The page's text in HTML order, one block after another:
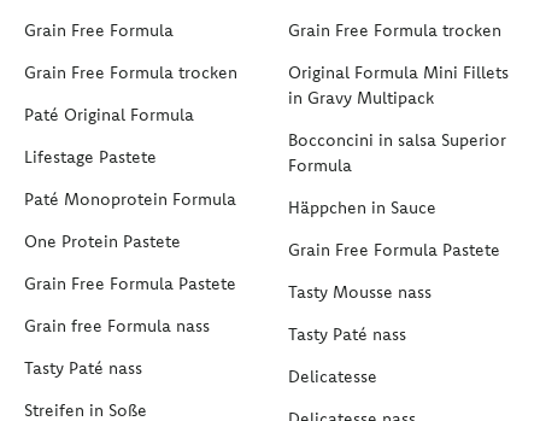
Grain Free Formula
Grain Free Formula trocken
Paté Original Formula
Lifestage Pastete
Paté Monoprotein Formula
One Protein Pastete
Grain Free Formula Pastete
Grain free Formula nass
Tasty Paté nass
Streifen in Soße
Grain Free Formula trocken
Original Formula Mini Fillets
in Gravy Multipack
Bocconcini in salsa Superior
Formula
Häppchen in Sauce
Grain Free Formula Pastete
Tasty Mousse nass
Tasty Paté nass
Delicatesse